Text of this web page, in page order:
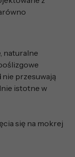
naturalne
nie przesuwają
istotne w
się na mokrej